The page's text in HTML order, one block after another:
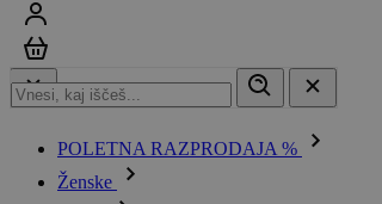
POLETNA RAZPRODAJA %
Ženske